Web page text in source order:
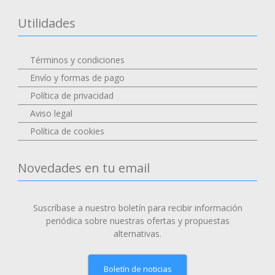
Utilidades
Términos y condiciones
Envío y formas de pago
Política de privacidad
Aviso legal
Política de cookies
Novedades en tu email
Suscríbase a nuestro boletín para recibir información
periódica sobre nuestras ofertas y propuestas
alternativas.
Boletín de noticias